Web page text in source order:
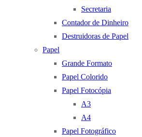
Secretaria
Contador de Dinheiro
Destruidoras de Papel
Papel
Grande Formato
Papel Colorido
Papel Fotocópia
A3
A4
Papel Fotográfico